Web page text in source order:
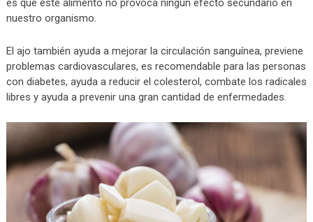
es que este alimento no provoca ningún efecto secundario en
nuestro organismo.
El ajo también ayuda a mejorar la circulación sanguínea, previene
problemas cardiovasculares, es recomendable para las personas
con diabetes, ayuda a reducir el colesterol, combate los radicales
libres y ayuda a prevenir una gran cantidad de enfermedades.